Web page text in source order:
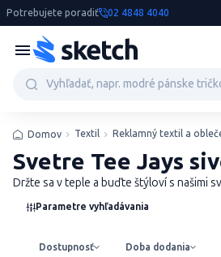
Potrebujete poradiť 02 4848 4040
Domov Textil Reklamný textil a
Svetre Tee Jays
Držte sa v teple a buďte štýloví s našimi
Parametre vyhľadávania
Dostupnosť Doba dodania